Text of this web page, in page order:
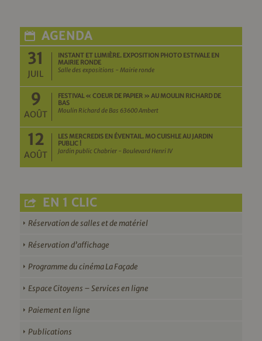
AGENDA
31
JUIL
INSTANT ET LUMIÈRE. EXPOSITION PHOTO ESTIVALE EN
MAIRIE RONDE
Salle des expositions - Mairie ronde
9
AOÛT
FESTIVAL « COEUR DE PAPIER » AU MOULIN RICHARD DE
BAS
Moulin Richard de Bas 63600 Ambert
12
AOÛT
LES MERCREDIS EN ÉVENTAIL. MO CUISHLE AU JARDIN
PUBLIC !
Jardin public Chabrier - Boulevard Henri IV
EN 1 CLIC
Réservation de salles et de matériel
Réservation d’affichage
Programme du cinéma La Façade
Espace Citoyens – Services en ligne
Paiement en ligne
Publications